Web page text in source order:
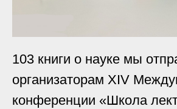
103 книги о науке мы
организаторам XIV
конференции «Школа